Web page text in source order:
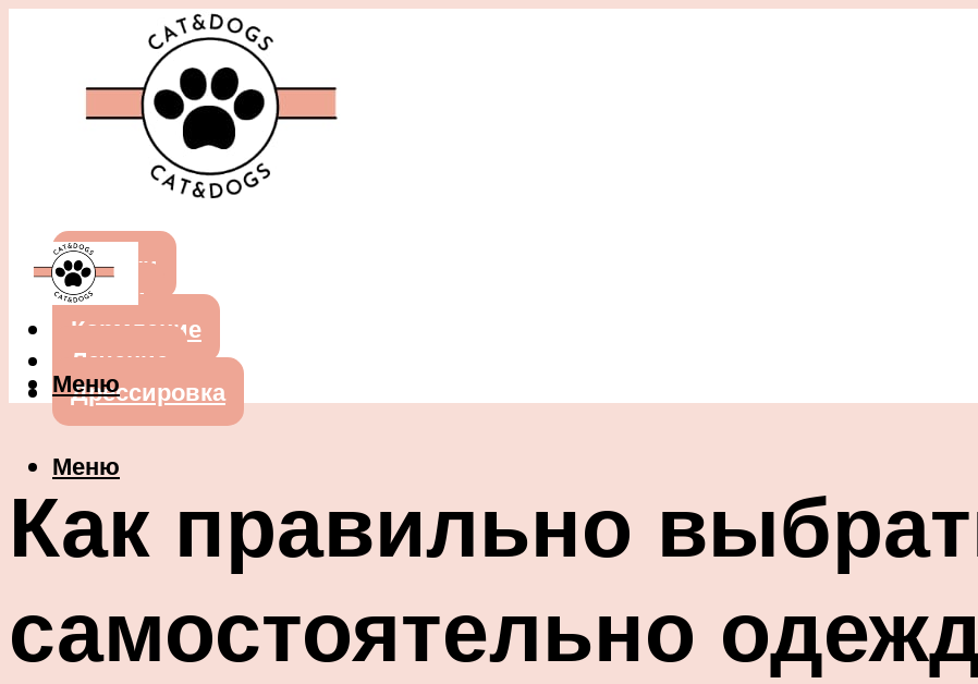
Собаки
Кошки
Кормление
Лечение
Дрессировка
Меню
Меню
Как правильно
самостоятельно